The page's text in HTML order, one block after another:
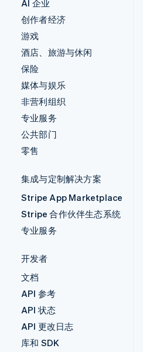
AI 企业
创作者经济
游戏
酒店、旅游与休闲
保险
媒体与娱乐
非营利组织
专业服务
公共部门
零售
集成与定制解决方案
Stripe App Marketplace
Stripe 合作伙伴生态系统
专业服务
开发者
文档
API 参考
API 状态
API 更改日志
库和 SDK